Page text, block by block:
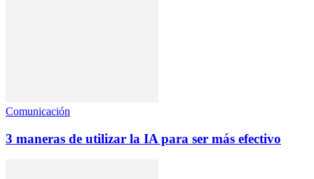
Comunicación
3 maneras de utilizar la IA para ser más efectivo